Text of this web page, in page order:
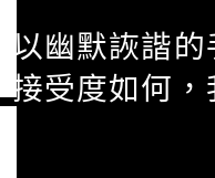
以幽默詼諧
接受度如何